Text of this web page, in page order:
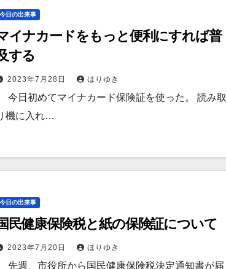
今日の出来事
イナカードをもっと便利にすれば普
する
2023年7月28日 ほりゆき
今日初めてマイナカード保険証を使った。 読み取
機に入れ…
今日の出来事
民健康保険税と紙の保険証について
2023年7月20日 ほりゆき
先週、市役所から国民健康保険税決定通知書が届